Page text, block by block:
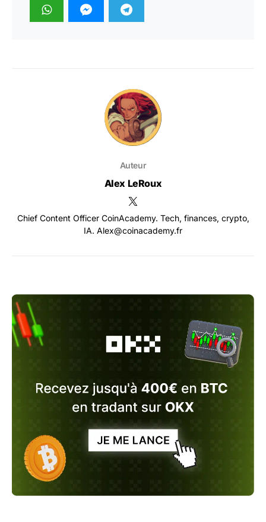
Auteur
Alex LeRoux
Chief Content Officer CoinAcademy. Tech, finances, crypto,
IA. Alex@coinacademy.fr